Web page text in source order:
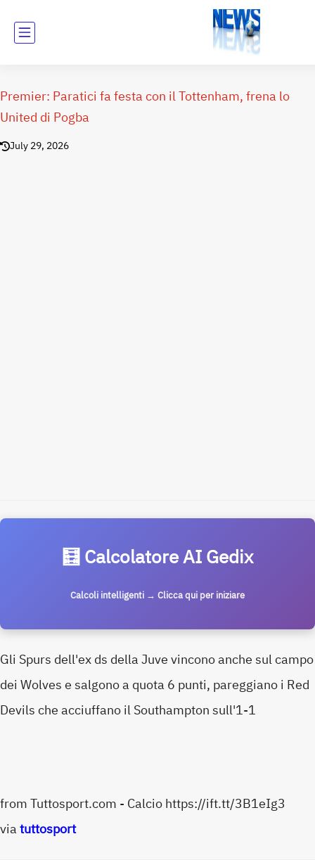
Premier: Paratici fa festa con il Tottenham, frena lo
United di Pogba
July 29, 2026
🧮 Calcolatore AI Gedix
Calcoli intelligenti → Clicca qui per iniziare
Gli Spurs dell'ex ds della Juve vincono anche sul campo
dei Wolves e salgono a quota 6 punti, pareggiano i Red
Devils che acciuffano il Southampton sull'1-1
from Tuttosport.com - Calcio https://ift.tt/3B1eIg3
viatuttosport